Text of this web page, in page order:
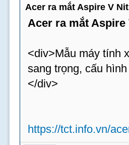
Acer ra mắt Aspire V
Acer ra mắt
<div>Mẫu máy tính
sang trọng, cấu
</div>
https://tct.info.vn/